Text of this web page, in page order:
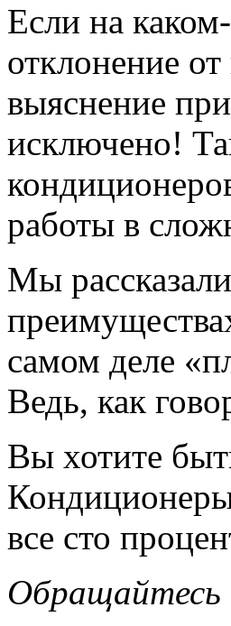
Если на
отклонение
выяснение
исключено!
работы в
Мы
самом деле
Ведь, как
Вы хотите
все сто